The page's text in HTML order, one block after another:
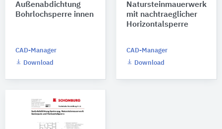
Außenabdichtung
Bohrlochsperre innen
CAD-Manager
Download
Natursteinmauerwerk
mit nachtraeglicher
Horizontalsperre
CAD-Manager
Download